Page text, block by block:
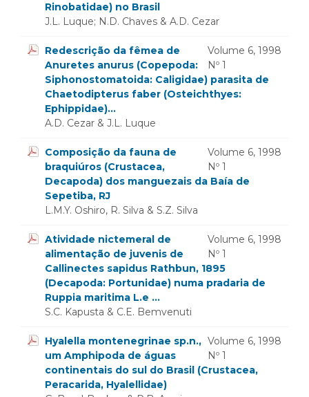
Rinobatidae) no Brasil
J.L. Luque; N.D. Chaves & A.D. Cezar
Volume 6, 1998
Nº 1
Redescrição da fêmea de
Anuretes anurus (Copepoda:
Siphonostomatoida: Caligidae) parasita de
Chaetodipterus faber (Osteichthyes:
Ephippidae)...
A.D. Cezar & J.L. Luque
Volume 6, 1998
Nº 1
Composição da fauna de
braquiúros (Crustacea,
Decapoda) dos manguezais da Baía de
Sepetiba, RJ
L.M.Y. Oshiro, R. Silva & S.Z. Silva
Volume 6, 1998
Nº 1
Atividade nictemeral de
alimentação de juvenis de
Callinectes sapidus Rathbun, 1895
(Decapoda: Portunidae) numa pradaria de
Ruppia maritima L.e ...
S.C. Kapusta & C.E. Bemvenuti
Volume 6, 1998
Nº 1
Hyalella montenegrinae sp.n.,
um Amphipoda de águas
continentais do sul do Brasil (Crustacea,
Peracarida, Hyalellidae)